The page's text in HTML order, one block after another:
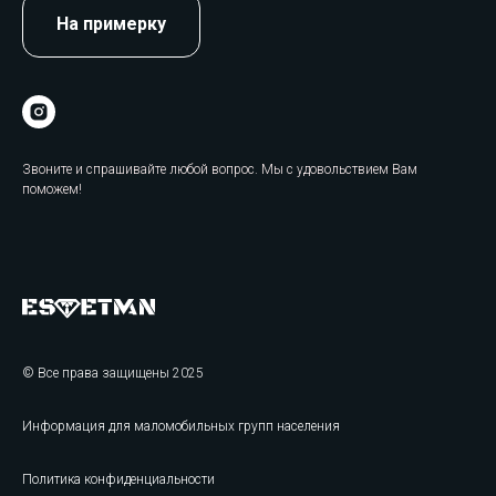
На примерку
Звоните и спрашивайте любой вопрос. Мы с удовольствием Вам
поможем!
© Все права защищены 2025
Информация для маломобильных групп населения
Политика конфиденциальности